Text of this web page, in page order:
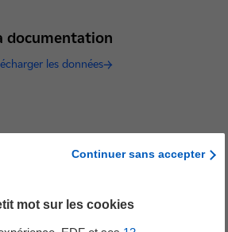
documentation
les données
Parution Novembre 2025
2025 : Rapport de
Continuer sans accepter
mot sur les cookies